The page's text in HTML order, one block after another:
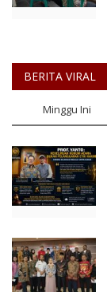
BERITA VIRAL
Minggu Ini